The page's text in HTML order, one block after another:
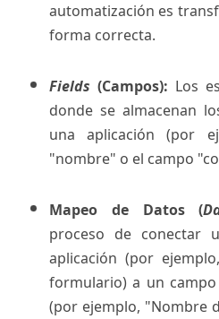
automatización es
forma correcta.
Fields (Campos): Los
donde se almacenan
una aplicación (por
"nombre" o el campo
Mapeo de Datos (
proceso de conectar
aplicación (por
formulario) a un
(por ejemplo, "Nombre